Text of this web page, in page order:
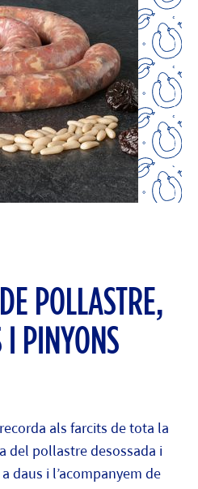
POLLASTRE,
I PINYONS
als farcits de tota la
del pollastre desossada i
daus i l’acompanyem de